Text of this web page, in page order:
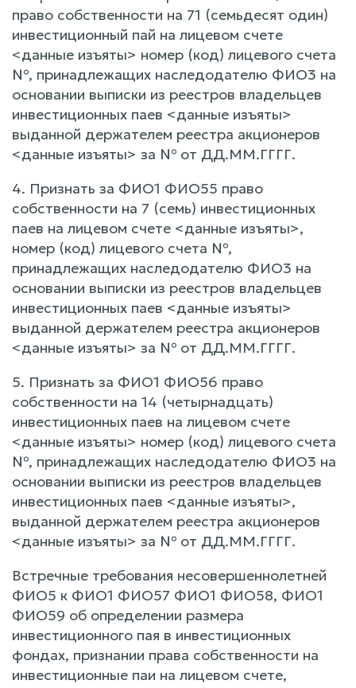
право собственности на 71 (семьдесят один)
инвестиционный пай на лицевом счете
<данные изъяты> номер (код) лицевого счета
№, принадлежащих наследодателю ФИО3 на
основании выписки из реестров владельцев
инвестиционных паев <данные изъяты>
выданной держателем реестра акционеров
<данные изъяты> за № от ДД.ММ.ГГГГ.
4. Признать за ФИО1 ФИО55 право
собственности на 7 (семь) инвестиционных
паев на лицевом счете <данные изъяты>,
номер (код) лицевого счета №,
принадлежащих наследодателю ФИО3 на
основании выписки из реестров владельцев
инвестиционных паев <данные изъяты>
выданной держателем реестра акционеров
<данные изъяты> за № от ДД.ММ.ГГГГ.
5. Признать за ФИО1 ФИО56 право
собственности на 14 (четырнадцать)
инвестиционных паев на лицевом счете
<данные изъяты> номер (код) лицевого счета
№, принадлежащих наследодателю ФИО3 на
основании выписки из реестров владельцев
инвестиционных паев <данные изъяты>,
выданной держателем реестра акционеров
<данные изъяты> за № от ДД.ММ.ГГГГ.
Встречные требования несовершеннолетней
ФИО5 к ФИО1 ФИО57 ФИО1 ФИО58, ФИО1
ФИО59 об определении размера
инвестиционного пая в инвестиционных
фондах, признании права собственности на
инвестиционные паи на лицевом счете,